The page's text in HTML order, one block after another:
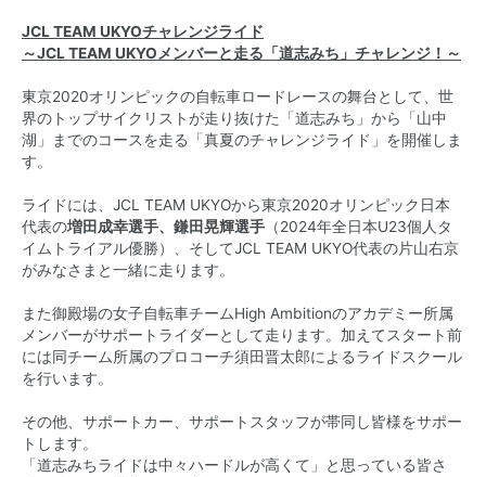
JCL TEAM UKYOチャレンジライド
～JCL TEAM UKYOメンバーと走る「道志みち」チャレンジ！～
東京2020オリンピックの自転車ロードレースの舞台として、世
界のトップサイクリストが走り抜けた「道志みち」から「山中
湖」までのコースを走る「真夏のチャレンジライド」を開催しま
す。
ライドには、JCL TEAM UKYOから東京2020オリンピック日本
代表の増田成幸選手、鎌田晃輝選手 （2024年全日本U23個人タ
イムトライアル優勝）、そしてJCL TEAM UKYO代表の片山右京
がみなさまと一緒に走ります。
また御殿場の女子自転車チームHigh Ambitionのアカデミー所属
メンバーがサポートライダーとして走ります。加えてスタート前
には同チーム所属のプロコーチ須田晋太郎によるライドスクール
を行います。
その他、サポートカー、サポートスタッフが帯同し皆様をサポー
トします。
「道志みちライドは中々ハードルが高くて」と思っている皆さ